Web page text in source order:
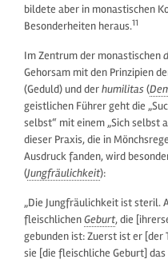
bildete aber in monastischen
Besonderheiten heraus.11
Im Zentrum der monastischen
Gehorsam mit den Prinzipien
(Geduld) und derhumilitas(
geistlichen Führer geht die
selbst“ mit einem „Sich selbst
dieser Praxis, die in
Ausdruck fanden, wird
(Jungfräulichkeit):
„Die Jungfräulichkeit ist steril.
fleischlichenGeburt, die
gebunden ist: Zuerst ist er [der
sie [die fleischliche Geburt]